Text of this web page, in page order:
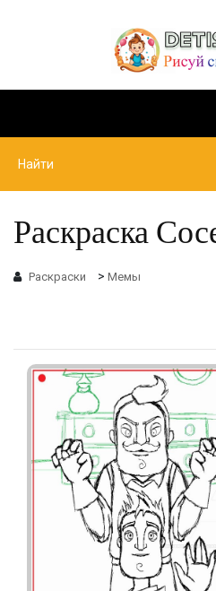
Раскраска
Раскраски > Мемы